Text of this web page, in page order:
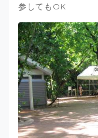
参してもOK